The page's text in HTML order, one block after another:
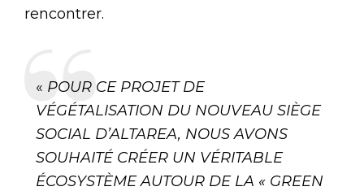
rencontrer.
« POUR CE PROJET DE
VÉGÉTALISATION DU NOUVEAU SIÈGE
SOCIAL D’ALTAREA, NOUS AVONS
SOUHAITÉ CRÉER UN VÉRITABLE
ÉCOSYSTÈME AUTOUR DE LA « GREEN